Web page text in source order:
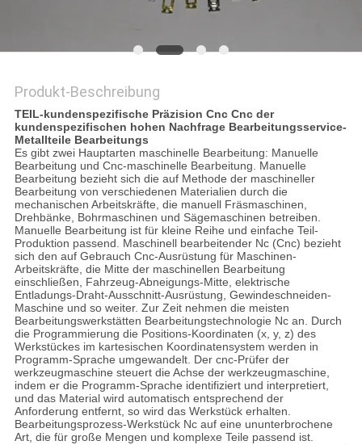
Produkt-Beschreibung
TEIL-kundenspezifische Präzision Cnc Cnc der
kundenspezifischen hohen Nachfrage Bearbeitungsservice-
Metallteile Bearbeitungs
Es gibt zwei Hauptarten maschinelle Bearbeitung: Manuelle
Bearbeitung und Cnc-maschinelle Bearbeitung. Manuelle
Bearbeitung bezieht sich die auf Methode der maschineller
Bearbeitung von verschiedenen Materialien durch die
mechanischen Arbeitskräfte, die manuell Fräsmaschinen,
Drehbänke, Bohrmaschinen und Sägemaschinen betreiben.
Manuelle Bearbeitung ist für kleine Reihe und einfache Teil-
Produktion passend. Maschinell bearbeitender Nc (Cnc) bezieht
sich den auf Gebrauch Cnc-Ausrüstung für Maschinen-
Arbeitskräfte, die Mitte der maschinellen Bearbeitung
einschließen, Fahrzeug-Abneigungs-Mitte, elektrische
Entladungs-Draht-Ausschnitt-Ausrüstung, Gewindeschneiden-
Maschine und so weiter. Zur Zeit nehmen die meisten
Bearbeitungswerkstätten Bearbeitungstechnologie Nc an. Durch
die Programmierung die Positions-Koordinaten (x, y, z) des
Werkstückes im kartesischen Koordinatensystem werden in
Programm-Sprache umgewandelt. Der cnc-Prüfer der
werkzeugmaschine steuert die Achse der werkzeugmaschine,
indem er die Programm-Sprache identifiziert und interpretiert,
und das Material wird automatisch entsprechend der
Anforderung entfernt, so wird das Werkstück erhalten.
Bearbeitungsprozess-Werkstück Nc auf eine ununterbrochene
Art, die für große Mengen und komplexe Teile passend ist.